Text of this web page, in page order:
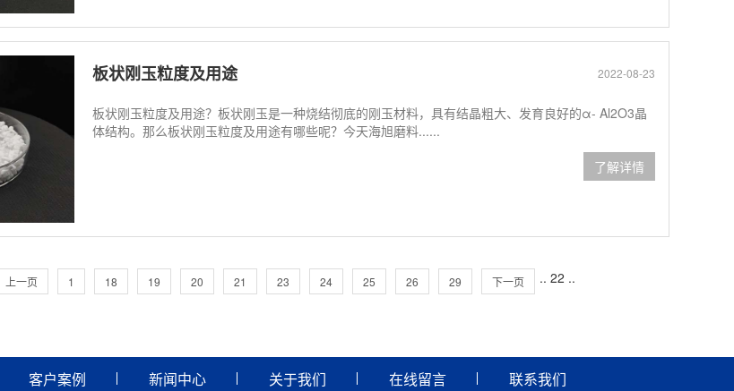
2022-08-23
板状刚玉粒度及用途
板状刚玉粒度及用途？板状刚玉是一种烧结彻底的刚玉材料，具有结晶粗大、发育良好的α- Al2O3晶
体结构。那么板状刚玉粒度及用途有哪些呢？今天海旭磨料......
了解详情
上一页 1 ..
18 19 20 21 22
23 24 25 26 ..
29 下一页
客户案例 新闻中心 关于我们 在线留言 联系我们